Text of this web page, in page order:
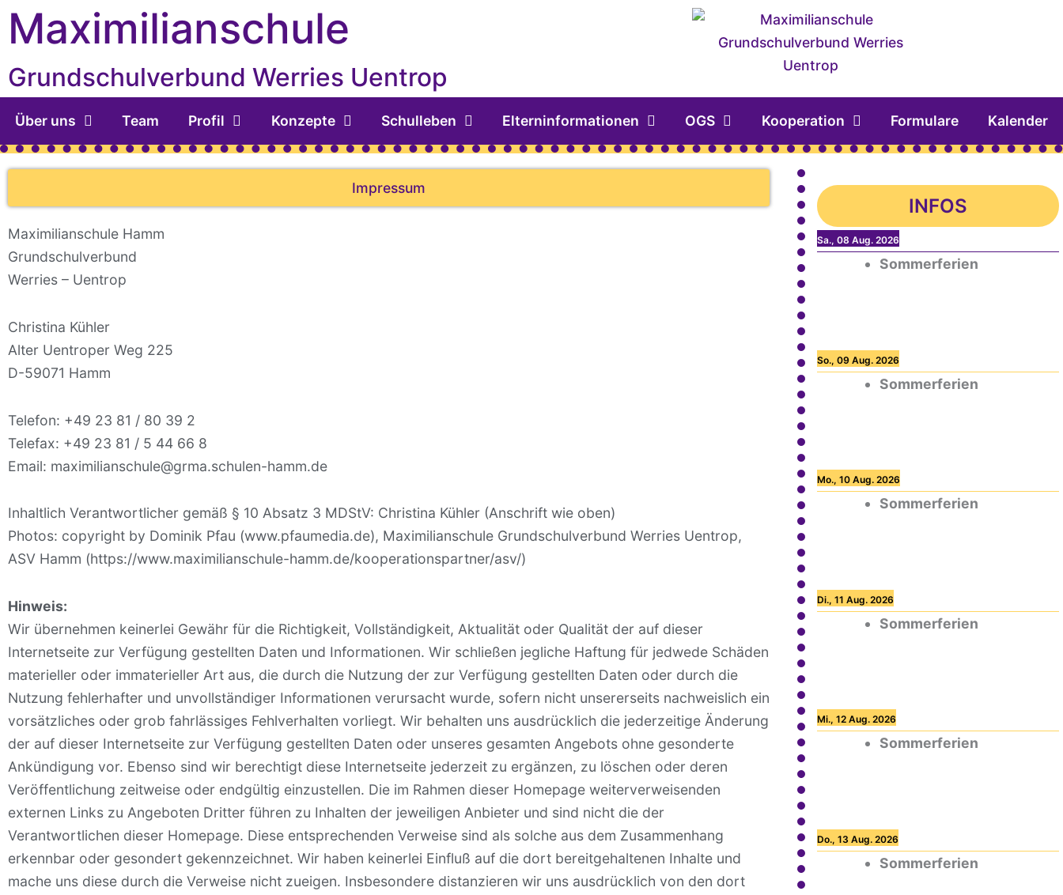
springen
Zum
Inhalt
Maximilianschule
Grundschulverbund Werries Uentrop
Über uns Team Profil Konzepte Schulleben Elterninformationen OGS Kooperation Formulare Kalender
Impressum
Maximilianschule Hamm
Grundschulverbund
Werries – Uentrop
Christina Kühler
Alter Uentroper Weg 225
D-59071 Hamm
Telefon: +49 23 81 / 80 39 2
Telefax: +49 23 81 / 5 44 66 8
Email: maximilianschule@grma.schulen-hamm.de
Inhaltlich Verantwortlicher gemäß § 10 Absatz 3 MDStV: Christina Kühler (Anschrift wie oben)
Photos: copyright by Dominik Pfau (www.pfaumedia.de), Maximilianschule Grundschulverbund Werries Uentrop,
ASV Hamm (https://www.maximilianschule-hamm.de/kooperationspartner/asv/)
Hinweis:
Wir übernehmen keinerlei Gewähr für die Richtigkeit, Vollständigkeit, Aktualität oder Qualität der auf dieser
Internetseite zur Verfügung gestellten Daten und Informationen. Wir schließen jegliche Haftung für jedwede Schäden
materieller oder immaterieller Art aus, die durch die Nutzung der zur Verfügung gestellten Daten oder durch die
Nutzung fehlerhafter und unvollständiger Informationen verursacht wurde, sofern nicht unsererseits nachweislich ein
vorsätzliches oder grob fahrlässiges Fehlverhalten vorliegt. Wir behalten uns ausdrücklich die jederzeitige Änderung
der auf dieser Internetseite zur Verfügung gestellten Daten oder unseres gesamten Angebots ohne gesonderte
Ankündigung vor. Ebenso sind wir berechtigt diese Internetseite jederzeit zu ergänzen, zu löschen oder deren
Veröffentlichung zeitweise oder endgültig einzustellen. Die im Rahmen dieser Homepage weiterverweisenden
externen Links zu Angeboten Dritter führen zu Inhalten der jeweiligen Anbieter und sind nicht die der
Verantwortlichen dieser Homepage. Diese entsprechenden Verweise sind als solche aus dem Zusammenhang
erkennbar oder gesondert gekennzeichnet. Wir haben keinerlei Einfluß auf die dort bereitgehaltenen Inhalte und
mache uns diese durch die Verweise nicht zueigen. Insbesondere distanzieren wir uns ausdrücklich von den dort
INFOS
Sa., 08 Aug. 2026
Sommerferien
So., 09 Aug. 2026
Sommerferien
Mo., 10 Aug. 2026
Sommerferien
Di., 11 Aug. 2026
Sommerferien
Mi., 12 Aug. 2026
Sommerferien
Do., 13 Aug. 2026
Sommerferien